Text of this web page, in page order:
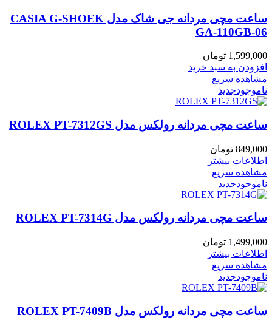
ساعت مچی مردانه جی شاک مدل CASIA G-SHOEK
GA-110GB-06
1,599,000 تومان
افزودن به سبد خرید
مشاهده سریع
ناموجودجدید
ساعت مچی مردانه رولکس مدل ROLEX PT-7312GS
849,000 تومان
اطلاعات بیشتر
مشاهده سریع
ناموجودجدید
ساعت مچی مردانه رولکس مدل ROLEX PT-7314G
1,499,000 تومان
اطلاعات بیشتر
مشاهده سریع
ناموجودجدید
ساعت مچی مردانه رولکس مدل ROLEX PT-7409B